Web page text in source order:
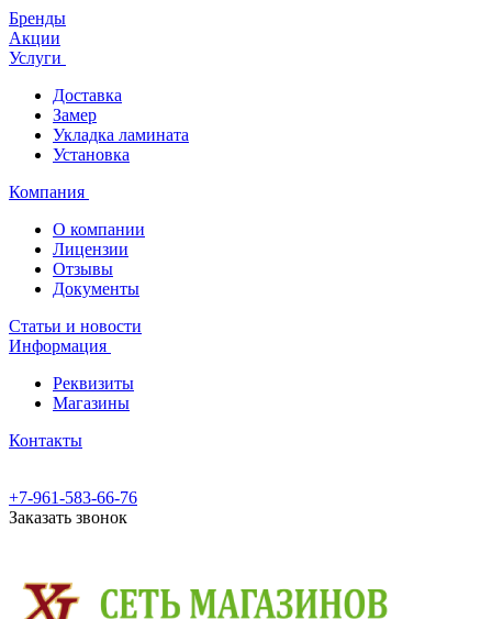
Бренды
Акции
Услуги
Доставка
Замер
Укладка ламината
Установка
Компания
О компании
Лицензии
Отзывы
Документы
Статьи и новости
Информация
Реквизиты
Магазины
Контакты
+7-961-583-66-76
Заказать звонок